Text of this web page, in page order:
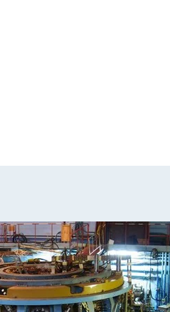
Про портал